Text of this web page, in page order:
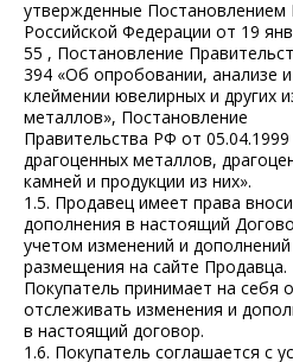
утвержденные Постановлением
Российской Федерации от 19
55 , Постановление
394 «Об опробовании, анализе и
клеймении ювелирных и других
металлов», Постановление
Правительства РФ от
драгоценных металлов,
камней и продукции из них».
1.5. Продавец имеет права
дополнения в настоящий
учетом изменений и
размещения на сайте Продавца.
Покупатель принимает на себя
отслеживать изменения и
в настоящий договор.
1.6. Покупатель соглашается с